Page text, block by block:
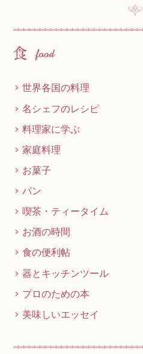
世界各国の料理
名シェフのレシピ
料理家に学ぶ
家庭料理
お菓子
パン
喫茶・ティータイム
お酒の時間
食の便利帖
器とキッチンツール
プロのための本
美味しいエッセイ